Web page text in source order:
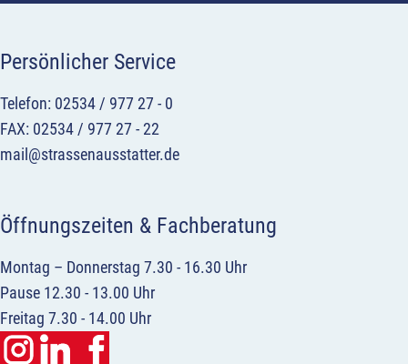
Persönlicher Service
Telefon: 02534 / 977 27 - 0
FAX: 02534 / 977 27 - 22
mail@strassenausstatter.de
Öffnungszeiten & Fachberatung
Montag – Donnerstag 7.30 - 16.30 Uhr
Pause 12.30 - 13.00 Uhr
Freitag 7.30 - 14.00 Uhr